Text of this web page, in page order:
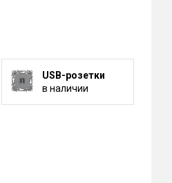
USB-розетки
в наличии